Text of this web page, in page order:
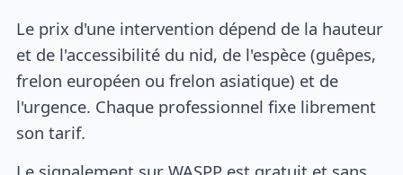
Le prix d'une intervention dépend de la hauteur
et de l'accessibilité du nid, de l'espèce (guêpes,
frelon européen ou frelon asiatique) et de
l'urgence. Chaque professionnel fixe librement
son tarif.